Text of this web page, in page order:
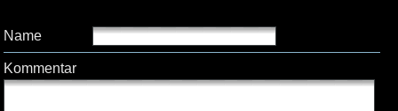
Name
Kommentar